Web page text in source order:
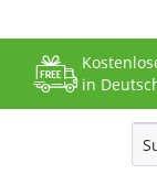
in